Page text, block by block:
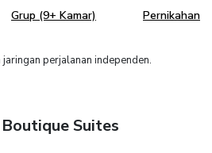
Grup (9+ Kamar) Pernikahan
jaringan perjalanan independen.
Suites